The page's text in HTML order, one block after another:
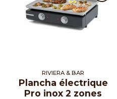
RIVIERA & BAR
Plancha électrique
Pro inox 2 zones